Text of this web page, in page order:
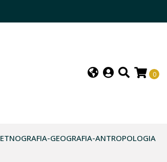
0
ETNOGRAFIA-GEOGRAFIA-ANTROPOLOGIA